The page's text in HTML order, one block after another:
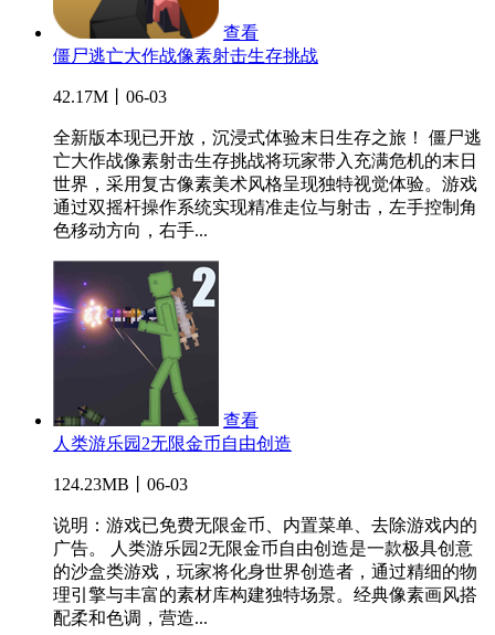
查看
僵尸逃亡大作战像素射击生存挑战
42.17M丨06-03
全新版本现已开放，沉浸式体验末日生存之旅！ 僵尸逃
亡大作战像素射击生存挑战将玩家带入充满危机的末日
世界，采用复古像素美术风格呈现独特视觉体验。游戏
通过双摇杆操作系统实现精准走位与射击，左手控制角
色移动方向，右手...
查看
人类游乐园2无限金币自由创造
124.23MB丨06-03
说明：游戏已免费无限金币、内置菜单、去除游戏内的
广告。 人类游乐园2无限金币自由创造是一款极具创意
的沙盒类游戏，玩家将化身世界创造者，通过精细的物
理引擎与丰富的素材库构建独特场景。经典像素画风搭
配柔和色调，营造...